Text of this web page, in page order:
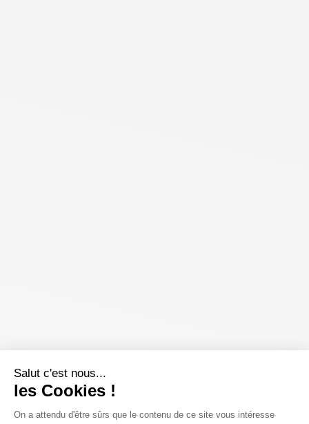
Salut c'est nous...
les Cookies !
On a attendu d'être sûrs que le contenu de ce site vous intéresse